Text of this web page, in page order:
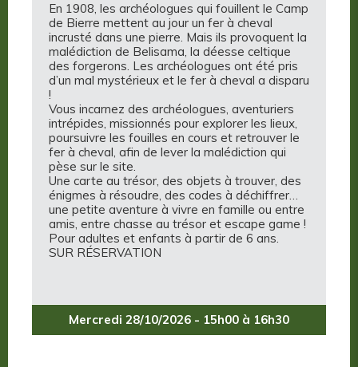
En 1908, les archéologues qui fouillent le Camp
de Bierre mettent au jour un fer à cheval
incrusté dans une pierre. Mais ils provoquent la
malédiction de Belisama, la déesse celtique
des forgerons. Les archéologues ont été pris
d’un mal mystérieux et le fer à cheval a disparu
!
Vous incarnez des archéologues, aventuriers
intrépides, missionnés pour explorer les lieux,
poursuivre les fouilles en cours et retrouver le
fer à cheval, afin de lever la malédiction qui
pèse sur le site.
Une carte au trésor, des objets à trouver, des
énigmes à résoudre, des codes à déchiffrer…
une petite aventure à vivre en famille ou entre
amis, entre chasse au trésor et escape game !
Pour adultes et enfants à partir de 6 ans.
SUR RÉSERVATION
Mercredi 28/10/2026 - 15h00 à 16h30